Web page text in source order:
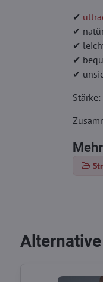
✔
✔
✔
✔
✔
Stärke: